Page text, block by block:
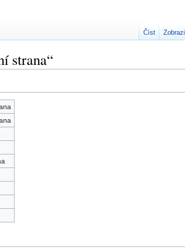
strana“
Číst